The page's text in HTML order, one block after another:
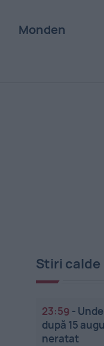
Monden
Stiri calde
23:59 -
după 15
neratat